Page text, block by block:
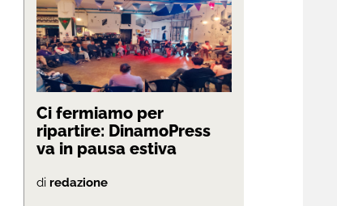
Ci fermiamo per
ripartire: DinamoPress
va in pausa estiva
di redazione